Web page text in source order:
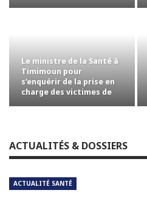
Le ministre de la Santé à
Timimoun pour
s’enquérir de la prise en
charge des victimes de
ACTUALITÉS & DOSSIERS
ACTUALITÉ SANTÉ